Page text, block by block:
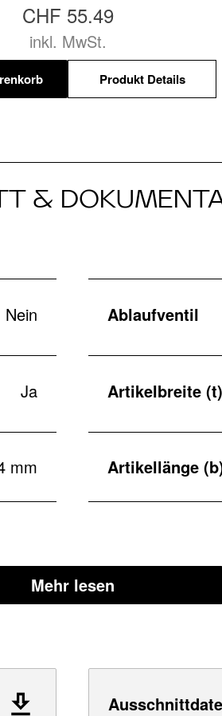
CHF 55.49
inkl. MwSt.
Produkt Details
&
Nein Ablaufventil
Ja Artikelbreite (t)
mm Artikellänge
Mehr lesen